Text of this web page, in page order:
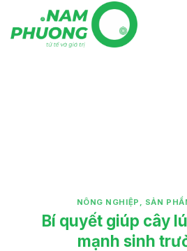
content
NÔNG NGHIỆP , SẢN
Bí quyết giúp cây
mạnh sinh